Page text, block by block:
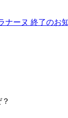
ナーヌ 終了のお